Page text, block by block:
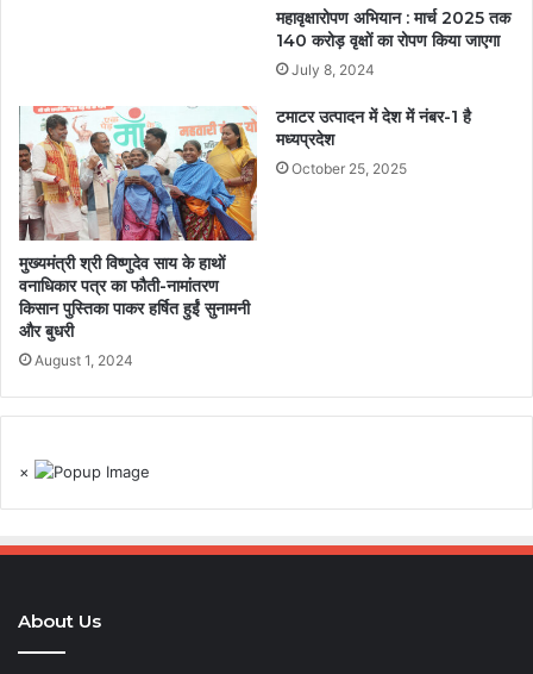
महावृक्षारोपण अभियान : मार्च 2025 तक
140 करोड़ वृक्षों का रोपण किया जाएगा
July 8, 2024
मुख्यमंत्री श्री विष्णुदेव साय के हाथों
वनाधिकार पत्र का फौती-नामांतरण
किसान पुस्तिका पाकर हर्षित हुईं सुनामनी
और बुधरी
August 1, 2024
टमाटर उत्पादन में देश में नंबर-1 है
मध्यप्रदेश
October 25, 2025
×
About Us